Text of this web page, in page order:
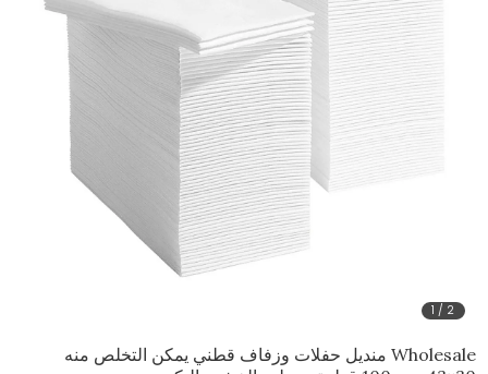
1 / 2
Wholesale منديل حفلات وزفاف قطني يمكن التخلص منه